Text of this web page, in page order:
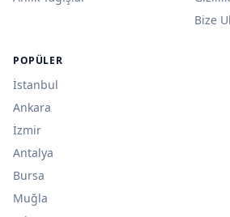
Bize
POPÜLER
İstanbul
Ankara
İzmir
Antalya
Bursa
Muğla